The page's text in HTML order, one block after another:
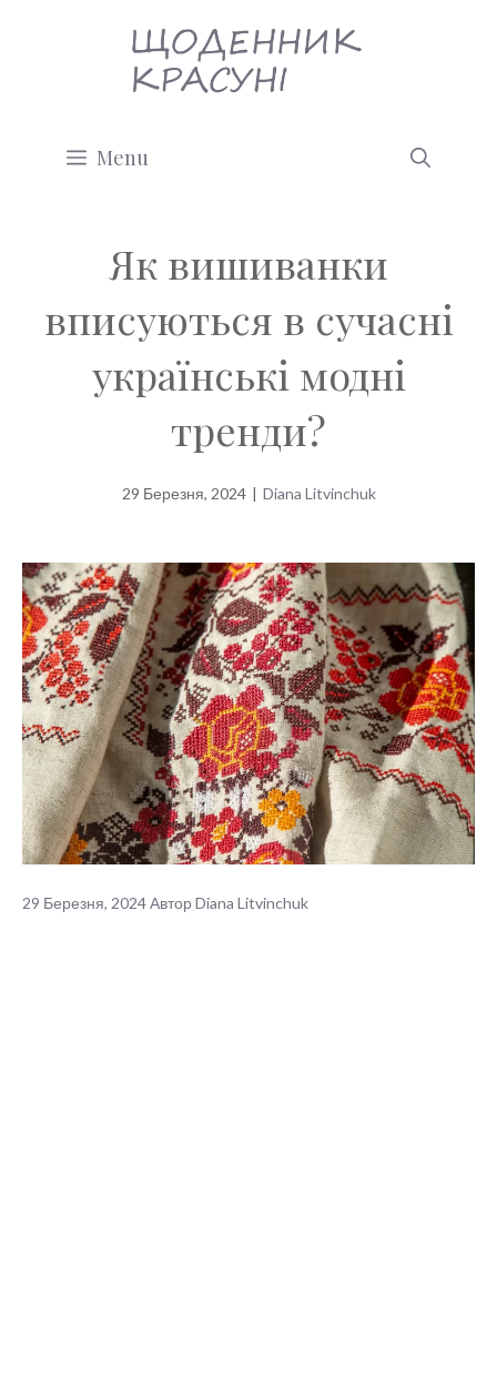
Menu
Як вишиванки
вписуються в сучасні
українські модні
тренди?
29 Березня, 2024 | Diana Litvinchuk
29 Березня, 2024АвторDiana Litvinchuk